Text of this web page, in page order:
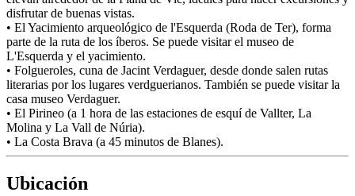
disfrutar de buenas vistas.
• El Yacimiento arqueológico de l'Esquerda (Roda de Ter), forma
parte de la ruta de los íberos. Se puede visitar el museo de
L'Esquerda y el yacimiento.
• Folgueroles, cuna de Jacint Verdaguer, desde donde salen rutas
literarias por los lugares verdguerianos. También se puede visitar la
casa museo Verdaguer.
• El Pirineo (a 1 hora de las estaciones de esquí de Vallter, La
Molina y La Vall de Núria).
• La Costa Brava (a 45 minutos de Blanes).
Ubicación